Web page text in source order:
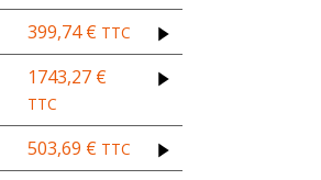
399,74€ TTC
1743,27 €
TTC
503,69 € TTC